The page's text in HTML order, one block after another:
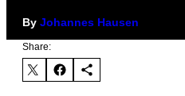
By Johannes Hausen
Share: